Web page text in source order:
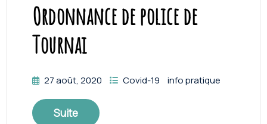
Ordonnance de police de
Tournai
27 août, 2020 Covid-19 info pratique
Suite